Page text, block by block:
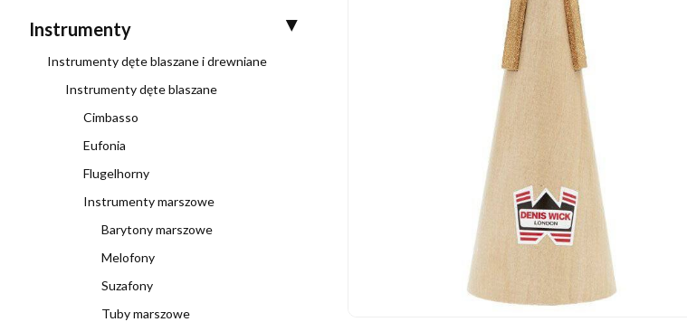
Instrumenty
Instrumenty dęte blaszane i drewniane
Instrumenty dęte blaszane
Cimbasso
Eufonia
Flugelhorny
Instrumenty marszowe
Barytony marszowe
Melofony
Suzafony
Tuby marszowe